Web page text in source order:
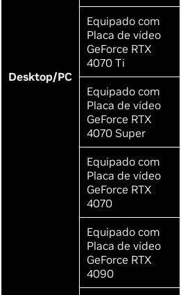
Desktop/PC
Equipado com
Placa de vídeo
GeForce RTX
4070 Ti
Equipado com
Placa de vídeo
GeForce RTX
4070 Super
Equipado com
Placa de vídeo
GeForce RTX
4070
Equipado com
Placa de vídeo
GeForce RTX
4090